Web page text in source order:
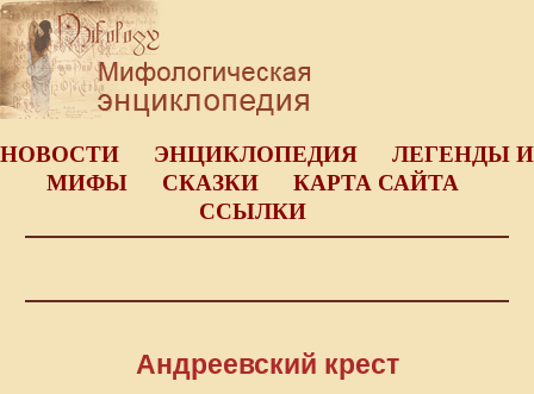
НОВОСТИ ЭНЦИКЛОПЕДИЯ
ЛЕГЕНДЫ И
МИФЫ
СКАЗКИ
КАРТА САЙТА
ССЫЛКИ
Андреевский крест